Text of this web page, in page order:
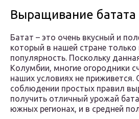
Выращивание батата
Батат – это очень вкусный и
который в нашей стране только
популярность. Поскольку
Колумбии, многие огородники
наших условиях не приживется.
соблюдении простых правил
получить отличный урожай
южных регионах, и в средней